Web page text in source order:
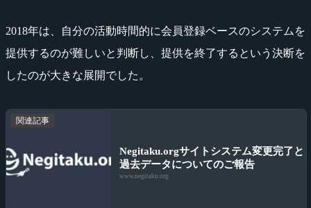
2018年は、自分の活動時間的に会員登録ベースのシステムを
提供するのが難しいと判断し、提供を終了するという決断を
したのが大きな展開でした。
関連記事
Negitaku.orgサイトシステム変更完了と
過去データについてのご報告
www.negitaku.org